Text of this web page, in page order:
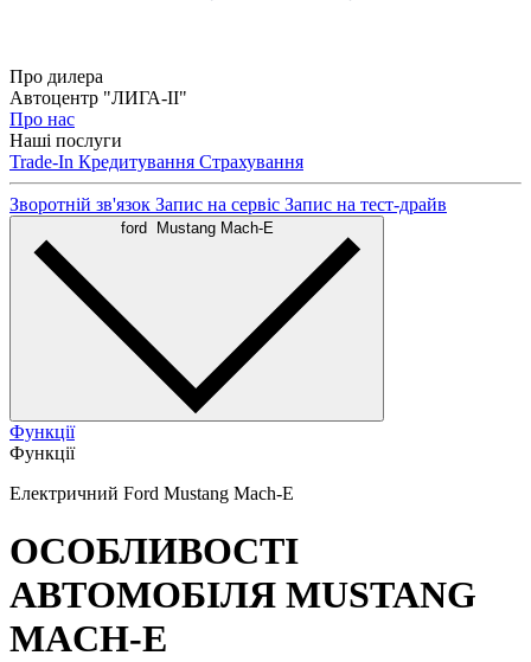
Про дилера
Автоцентр "ЛИГА-ІІ"
Про нас
Наші послуги
Trade-In Кредитування Страхування
Зворотній зв'язок Запис на сервіс Запис на тест-драйв
ford Mustang Mach-E
Функції
Функції
Електричний Ford Mustang Mach-E
ОСОБЛИВОСТІ
АВТОМОБІЛЯ MUSTANG
MACH-E